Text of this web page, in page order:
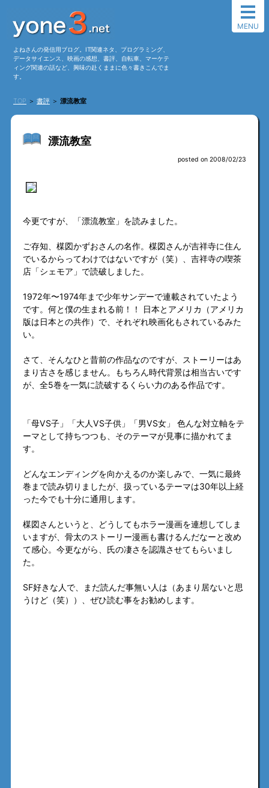
よねさんの発信用ブログ。IT関連ネタ、プログラミング、
データサイエンス、映画の感想、書評、自転車、マーケテ
ィング関連の話など、興味の赴くままに色々書きこんでま
す。
TOP ＞ 書評 ＞ 漂流教室
MENU
漂流教室
posted on 2008/02/23
今更ですが、「漂流教室」を読みました。
ご存知、楳図かずおさんの名作。楳図さんが吉祥寺に住ん
でいるからってわけではないですが（笑）、吉祥寺の喫茶
店「シェモア」で読破しました。
1972年〜1974年まで少年サンデーで連載されていたよう
です。何と僕の生まれる前！！ 日本とアメリカ（アメリカ
版は日本との共作）で、それぞれ映画化もされているみた
い。
さて、そんなひと昔前の作品なのですが、ストーリーはあ
まり古さを感じません。もちろん時代背景は相当古いです
が、全5巻を一気に読破するくらい力のある作品です。
「母VS子」「大人VS子供」「男VS女」 色んな対立軸をテ
ーマとして持ちつつも、そのテーマが見事に描かれてま
す。
どんなエンディングを向かえるのか楽しみで、一気に最終
巻まで読み切りましたが、扱っているテーマは30年以上経
った今でも十分に通用します。
楳図さんというと、どうしてもホラー漫画を連想してしま
いますが、骨太のストーリー漫画も書けるんだなーと改め
て感心。今更ながら、氏の凄さを認識させてもらいまし
た。
SF好きな人で、まだ読んだ事無い人は（あまり居ないと思
うけど（笑））、ぜひ読む事をお勧めします。